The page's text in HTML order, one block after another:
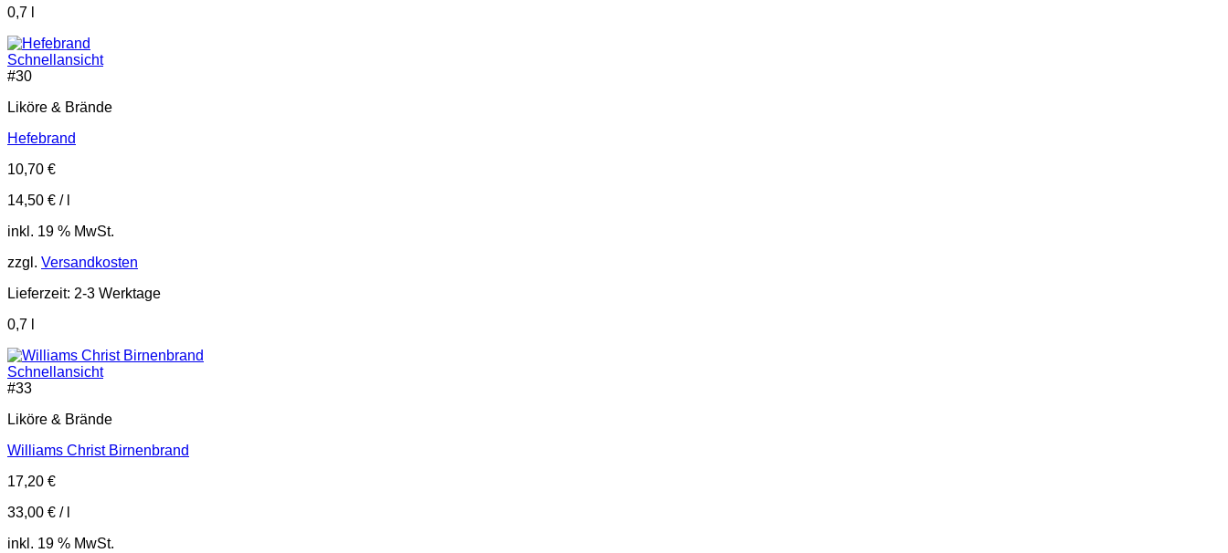
0,7
Schnellansicht
#30
Liköre & Brände
Hefebrand
10,70 €
14,50 € /
inkl. 19 % MwSt.
zzgl. Versandkosten
Lieferzeit: 2-3 Werktage
0,7
Schnellansicht
#33
Liköre & Brände
Williams Christ Birnenbrand
17,20 €
33,00 € /
inkl. 19 % MwSt.